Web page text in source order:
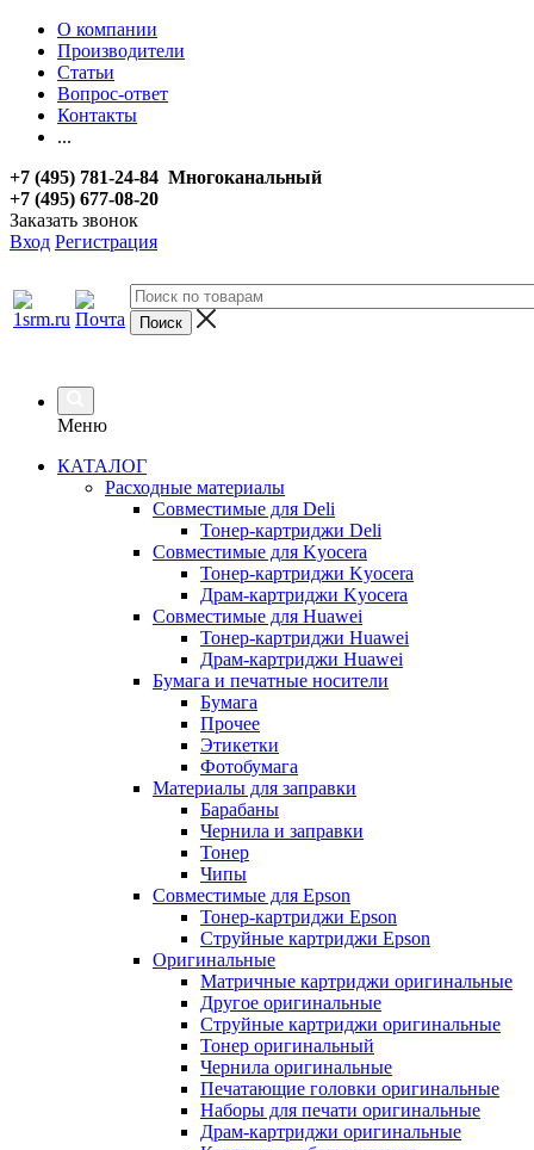
О компании
Производители
Статьи
Вопрос-ответ
Контакты
...
+7 (495) 781-24-84 Многоканальный
+7 (495) 677-08-20
Заказать звонок
Вход Регистрация
Меню
КАТАЛОГ
Расходные материалы
Совместимые для Deli
Тонер-картриджи Deli
Совместимые для Kyocera
Тонер-картриджи Kyocera
Драм-картриджи Kyocera
Совместимые для Huawei
Тонер-картриджи Huawei
Драм-картриджи Huawei
Бумага и печатные носители
Бумага
Прочее
Этикетки
Фотобумага
Материалы для заправки
Барабаны
Чернила и заправки
Тонер
Чипы
Совместимые для Epson
Тонер-картриджи Epson
Струйные картриджи Epson
Оригинальные
Матричные картриджи оригинальные
Другое оригинальные
Струйные картриджи оригинальные
Тонер оригинальный
Чернила оригинальные
Печатающие головки оригинальные
Наборы для печати оригинальные
Драм-картриджи оригинальные